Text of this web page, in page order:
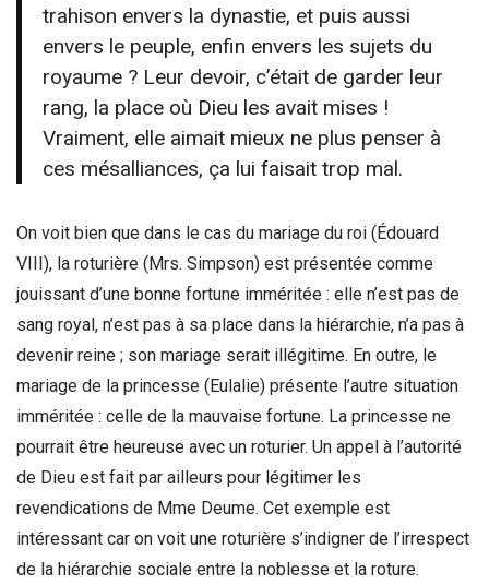
trahison envers la dynastie, et puis aussi
envers le peuple, enfin envers les sujets du
royaume ? Leur devoir, c’était de garder leur
rang, la place où Dieu les avait mises !
Vraiment, elle aimait mieux ne plus penser à
ces mésalliances, ça lui faisait trop mal.
On voit bien que dans le cas du mariage du roi (Édouard
VIII), la roturière (Mrs. Simpson) est présentée comme
jouissant d’une bonne fortune imméritée : elle n’est pas de
sang royal, n’est pas à sa place dans la hiérarchie, n’a pas à
devenir reine ; son mariage serait illégitime. En outre, le
mariage de la princesse (Eulalie) présente l’autre situation
imméritée : celle de la mauvaise fortune. La princesse ne
pourrait être heureuse avec un roturier. Un appel à l’autorité
de Dieu est fait par ailleurs pour légitimer les
revendications de Mme Deume. Cet exemple est
intéressant car on voit une roturière s’indigner de l’irrespect
de la hiérarchie sociale entre la noblesse et la roture.